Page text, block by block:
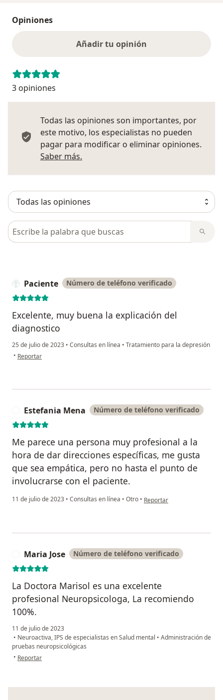
Opiniones
Añadir tu opinión
3 opiniones
Todas las opiniones son importantes, por
este motivo, los especialistas no pueden
pagar para modificar o eliminar opiniones.
Saber más.
Busca en opiniones
Paciente Número de teléfono verificado
Excelente, muy buena la explicación del
diagnostico
25 de julio de 2023 • Consultas en línea • Tratamiento para la depresión
• en opinión del usuario Paciente
Reportar
Estefania Mena Número de teléfono verificado
Me parece una persona muy profesional a la
hora de dar direcciones específicas, me gusta
que sea empática, pero no hasta el punto de
involucrarse con el paciente.
11 de julio de 2023 • Consultas en línea • Otro • en opinión del usuario
Reportar
Maria Jose Número de teléfono verificado
La Doctora Marisol es una excelente
profesional Neuropsicologa, La recomiendo
100%.
11 de julio de 2023
• Neuroactiva, IPS de especialistas en Salud mental • Administración de
pruebas neuropsicológicas
• en opinión del usuario Maria Jose
Reportar